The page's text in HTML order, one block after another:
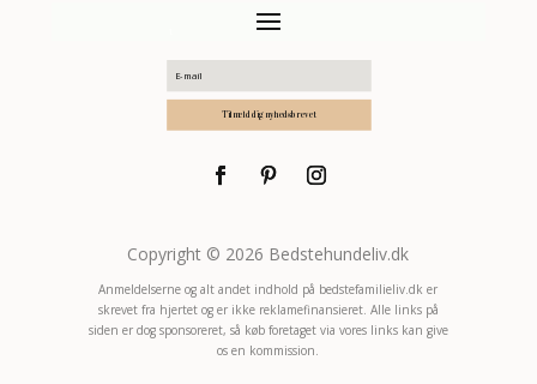
Tilmeld dig nyhedsbrevet
Copyright © 2026 Bedstehundeliv.dk
Anmeldelserne og alt andet indhold på bedstefamilieliv.dk er
skrevet fra hjertet og er ikke reklamefinansieret. Alle links på
siden er dog sponsoreret, så køb foretaget via vores links kan give
os en kommission.